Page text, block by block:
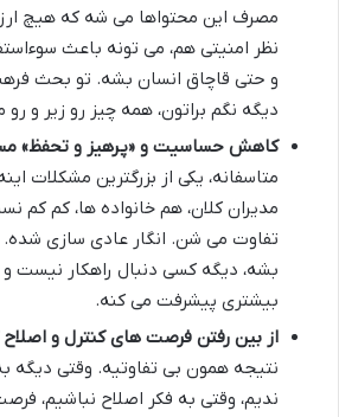
مصرف این محتواها می شه که هیچ
نظر امنیتی هم، می تونه باعث
و حتی قاچاق انسان بشه. تو بحث
دیگه نگم براتون، همه چیز رو زیر و رو
کاهش حساسیت و «پرهیز و تحفظ»
متاسفانه، یکی از بزرگترین مشکلات
مدیران کلان، هم خانواده ها، کم کم
تفاوت می شن. انگار عادی سازی
بشه، دیگه کسی دنبال راهکار نیست
بیشتری پیشرفت می کنه.
از بین رفتن فرصت های کنترل و
نتیجه همون بی تفاوتیه. وقتی
ندیم، وقتی به فکر اصلاح نباشیم،